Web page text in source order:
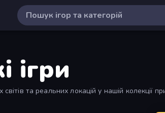
ігри
та реальних локацій у нашій колекції